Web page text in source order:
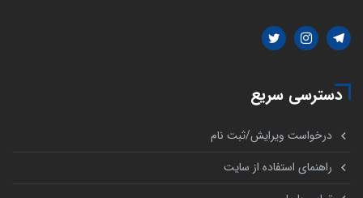
دسترسی سریع
درخواست ویرایش/ثبت نام
راهنمای استفاده از سایت